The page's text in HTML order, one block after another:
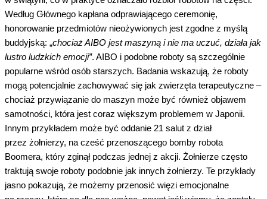
Według Głównego kapłana odprawiającego ceremonię,
honorowanie przedmiotów nieożywionych jest zgodne z myślą
buddyjską: „chociaż AIBO jest maszyną i nie ma uczuć, działa jak
lustro ludzkich emocji”. AIBO i podobne roboty są szczególnie
popularne wśród osób starszych. Badania wskazują, że roboty
mogą potencjalnie zachowywać się jak zwierzęta terapeutyczne –
chociaż przywiązanie do maszyn może być również objawem
samotności, która jest coraz większym problemem w Japonii.
Innym przykładem może być oddanie 21 salut z dział
przez żołnierzy, na cześć przenoszącego bomby robota
Boomera, który zginął podczas jednej z akcji. Żołnierze często
traktują swoje roboty podobnie jak innych żołnierzy. Te przykłady
jasno pokazują, że możemy przenosić więzi emocjonalne